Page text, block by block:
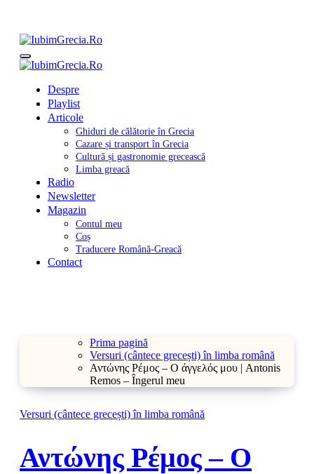
conținut
IubimGrecia.Ro
Ghiduri de călătorie, gastronomie și muzică grecească
Ghiduri de călătorie, gastronomie și muzică grecească
Despre
Playlist
Articole
Ghiduri de călătorie în Grecia
Cazare și transport în Grecia
Cultură și gastronomie grecească
Limba greacă
Radio
Newsletter
Magazin
Contul meu
Coș
Traducere Română-Greacă
Contact
Prima pagină
Versuri (cântece grecești) în limba română
Αντώνης Ρέμος – Ο άγγελός μου | Antonis
Remos – Îngerul meu
Versuri (cântece grecești) în limba română
Αντώνης Ρέμος – Ο